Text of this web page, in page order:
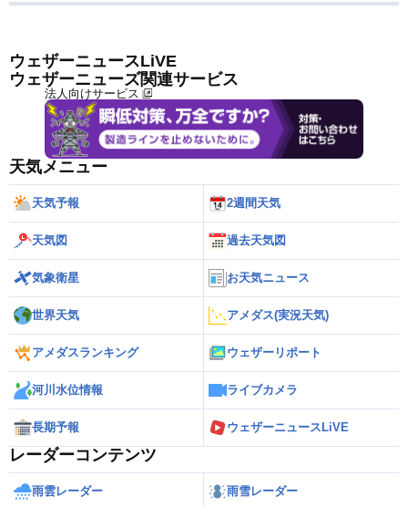
ウェザーニュースLiVE
ウェザーニューズ関連サービス
法人向けサービス
天気メニュー
天気予報 2週間天気
天気図 過去天気図
気象衛星 お天気ニュース
世界天気 アメダス(実況天気)
アメダスランキング ウェザーリポート
河川水位情報 ライブカメラ
長期予報 ウェザーニュースLiVE
レーダーコンテンツ
雨雲レーダー 雨雪レーダー